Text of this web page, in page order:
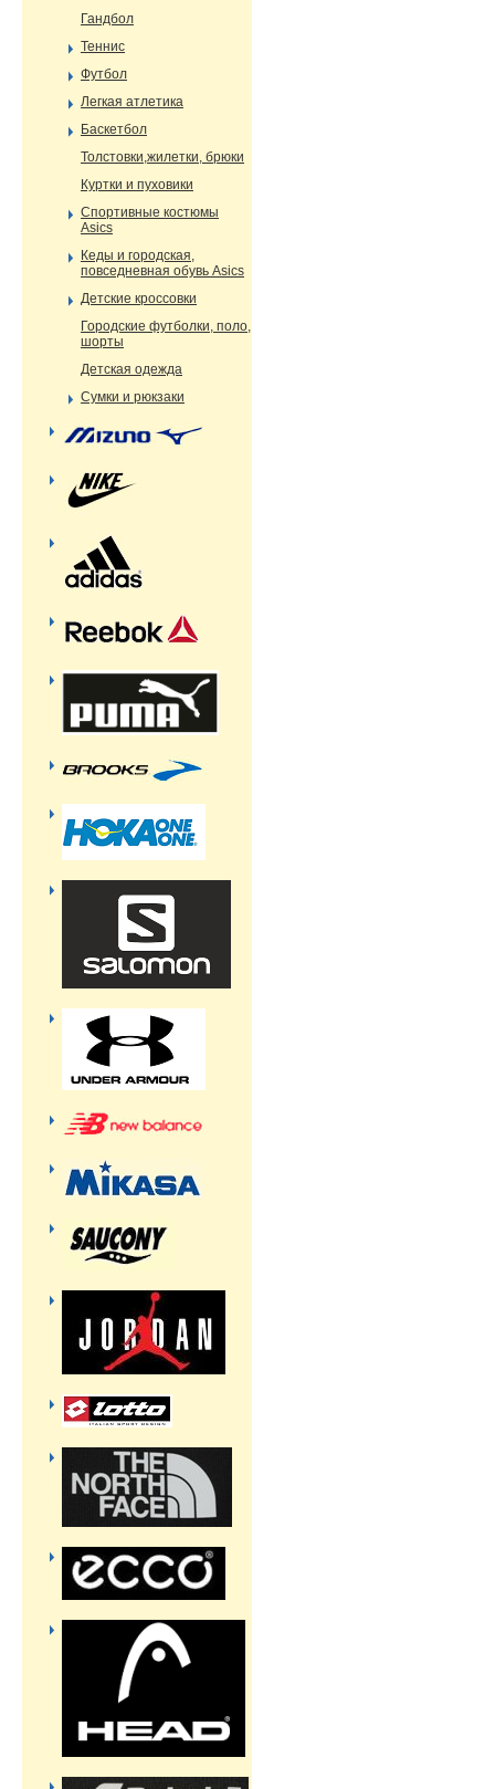
Гандбол
Теннис
Футбол
Легкая атлетика
Баскетбол
Толстовки,жилетки, брюки
Куртки и пуховики
Спортивные костюмы
Asics
Кеды и городская,
повседневная обувь Asics
Детские кроссовки
Городские футболки, поло,
шорты
Детская одежда
Сумки и рюкзаки